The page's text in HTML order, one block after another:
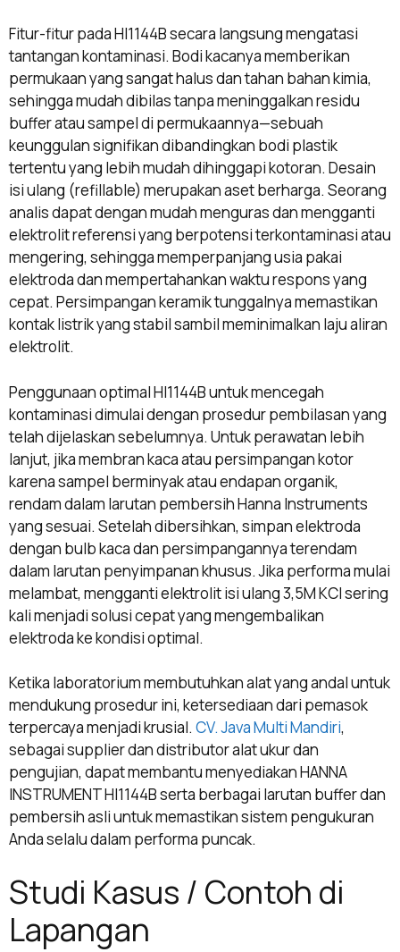
Fitur-fitur pada HI1144B secara langsung mengatasi
tantangan kontaminasi. Bodi kacanya memberikan
permukaan yang sangat halus dan tahan bahan kimia,
sehingga mudah dibilas tanpa meninggalkan residu
buffer atau sampel di permukaannya—sebuah
keunggulan signifikan dibandingkan bodi plastik
tertentu yang lebih mudah dihinggapi kotoran. Desain
isi ulang (refillable) merupakan aset berharga. Seorang
analis dapat dengan mudah menguras dan mengganti
elektrolit referensi yang berpotensi terkontaminasi atau
mengering, sehingga memperpanjang usia pakai
elektroda dan mempertahankan waktu respons yang
cepat. Persimpangan keramik tunggalnya memastikan
kontak listrik yang stabil sambil meminimalkan laju aliran
elektrolit.
Penggunaan optimal HI1144B untuk mencegah
kontaminasi dimulai dengan prosedur pembilasan yang
telah dijelaskan sebelumnya. Untuk perawatan lebih
lanjut, jika membran kaca atau persimpangan kotor
karena sampel berminyak atau endapan organik,
rendam dalam larutan pembersih Hanna Instruments
yang sesuai. Setelah dibersihkan, simpan elektroda
dengan bulb kaca dan persimpangannya terendam
dalam larutan penyimpanan khusus. Jika performa mulai
melambat, mengganti elektrolit isi ulang 3,5M KCl sering
kali menjadi solusi cepat yang mengembalikan
elektroda ke kondisi optimal.
Ketika laboratorium membutuhkan alat yang andal untuk
mendukung prosedur ini, ketersediaan dari pemasok
terpercaya menjadi krusial. CV. Java Multi Mandiri,
sebagai supplier dan distributor alat ukur dan
pengujian, dapat membantu menyediakan HANNA
INSTRUMENT HI1144B serta berbagai larutan buffer dan
pembersih asli untuk memastikan sistem pengukuran
Anda selalu dalam performa puncak.
Studi Kasus / Contoh di
Lapangan